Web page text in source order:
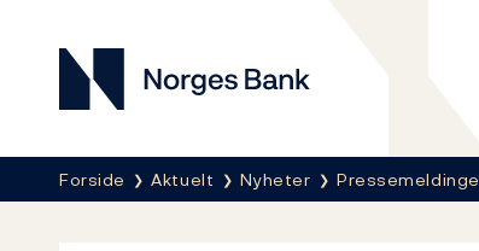
Norges Bank
Her er du nå:
Forside Aktuelt Nyheter